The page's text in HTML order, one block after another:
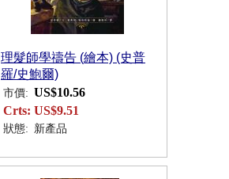
理髮師學禱告 (繪本) (史普
羅/史鮑爾)
市價: US$10.56
Crts: US$9.51
狀態: 新產品